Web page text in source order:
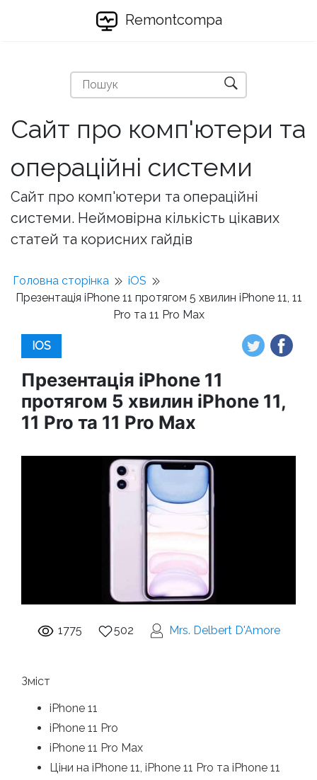
Remontcompa
Сайт про комп'ютери та
операційні системи
Сайт про комп'ютери та операційні
системи. Неймовірна кількість цікавих
статей та корисних гайдів
Головна сторінка
iOS
Презентація iPhone 11 протягом 5 хвилин iPhone 11, 11
Pro та 11 Pro Max
IOS
Презентація iPhone 11
протягом 5 хвилин iPhone 11,
11 Pro та 11 Pro Max
1775 502 Mrs. Delbert D'Amore
Зміст
iPhone 11
iPhone 11 Pro
iPhone 11 Pro Max
Ціни на iPhone 11, iPhone 11 Pro та iPhone 11